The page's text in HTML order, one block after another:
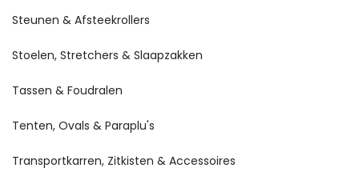
Steunen & Afsteekrollers
Stoelen, Stretchers & Slaapzakken
Tassen & Foudralen
Tenten, Ovals & Paraplu's
Transportkarren, Zitkisten & Accessoires